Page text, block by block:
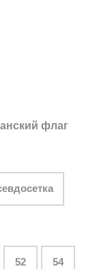
флаг
52 54